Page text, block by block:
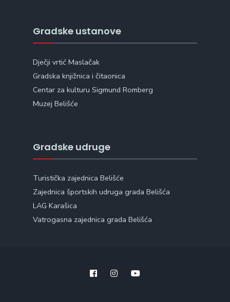
Gradske ustanove
Dječji vrtić Maslačak
Gradska knjižnica i čitaonica
Centar za kulturu Sigmund Romberg
Muzej Belišće
Gradske udruge
Turistička zajednica Belišće
Zajednica športskih udruga grada Belišća
LAG Karašica
Vatrogasna zajednica grada Belišća